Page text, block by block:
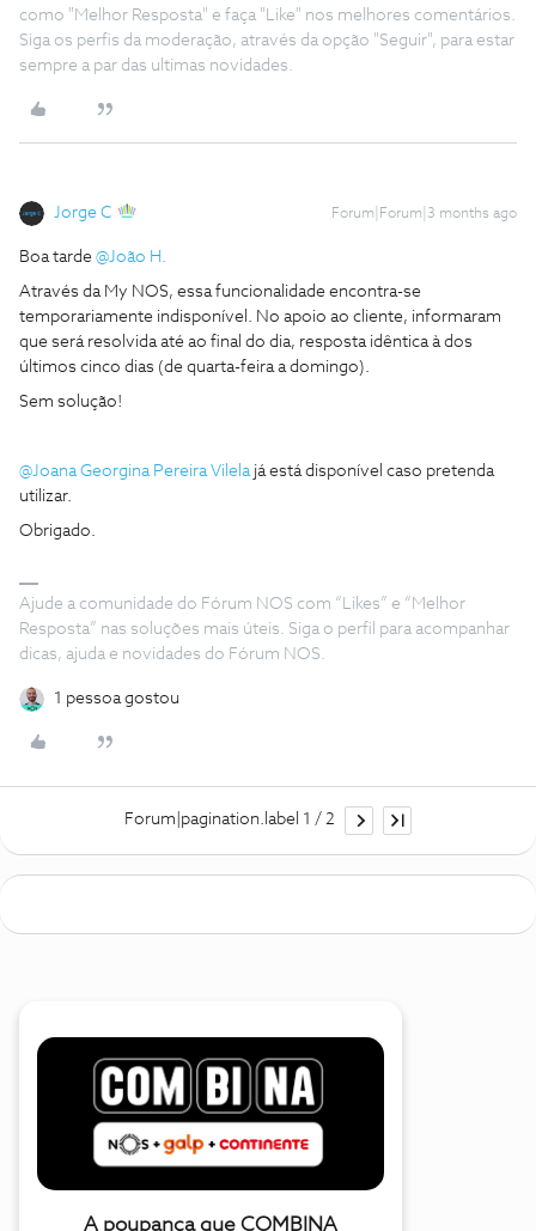
como "Melhor Resposta" e faça "Like" nos melhores comentários.
Siga os perfis da moderação, através da opção "Seguir", para estar
sempre a par das ultimas novidades.
Jorge C Forum|Forum|3 months ago
Boa tarde ​ @João H.
Através da My NOS, essa funcionalidade encontra-se
temporariamente indisponível. No apoio ao cliente, informaram
que será resolvida até ao final do dia, resposta idêntica à dos
últimos cinco dias (de quarta-feira a domingo).
Sem solução!
@Joana Georgina Pereira Vilelajá está disponível caso pretenda
utilizar.
Obrigado.
Ajude a comunidade do Fórum NOS com “Likes” e “Melhor
Resposta” nas soluções mais úteis. Siga o perfil para acompanhar
dicas, ajuda e novidades do Fórum NOS.
1 pessoa gostou
Forum|pagination.label 1 / 2
A poupança que COMBINA